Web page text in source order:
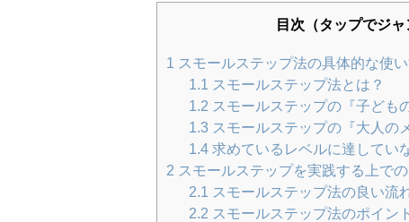
目次（タップでジャ
1
スモールステップ法の具体的な使
1.1
スモールステップ法とは？
1.2 スモールステップの『子ども
1.3 スモールステップの『大人の
1.4求めているレベルに達してい
2 スモールステップを実践する上での
2.1
スモールステップ法の良い流
2.2 スモールステップ法のポイン